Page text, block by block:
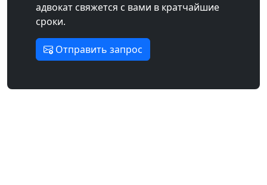
адвокат свяжется с вами в кратчайшие
сроки.
Отправить запрос